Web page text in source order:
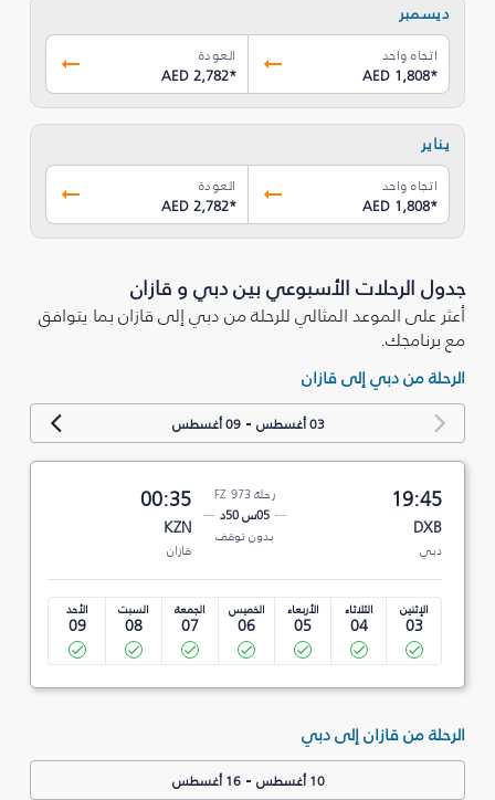
ديسمبر
اتجاه واحد
AED 1,808*
العودة
AED 2,782*
يناير
اتجاه واحد
AED 1,808*
العودة
AED 2,782*
جدول الرحلات الأسبوعي بين دبي و قازان
أعثر على الموعد المثالي للرحلة من دبي إلى قازان بما يتوافق
مع برنامجك.
الرحلة من دبي إلى قازان
03 أغسطس -09 أغسطس
19:45
DXB
دبي
رحلة FZ 973
05س 50د
بدون توقف
00:35
KZN
قازان
الإثنين
03
الثلاثاء
04
الأربعاء
05
الخميس
06
الجمعة
07
السبت
08
الأحد
09
الرحلة من قازان إلى دبي
10 أغسطس -16 أغسطس